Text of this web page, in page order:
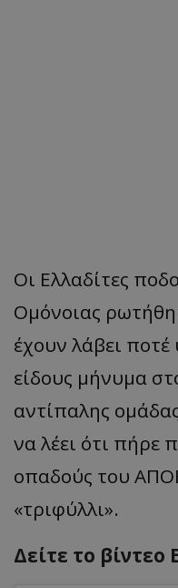
Οι Ελλαδίτες
Ομόνοιας
έχουν λάβει
είδους μήνυμα
αντίπαλης
να λέει ότι πήρε
οπαδούς του
«τριφύλλι».
Δείτε το βίντεο